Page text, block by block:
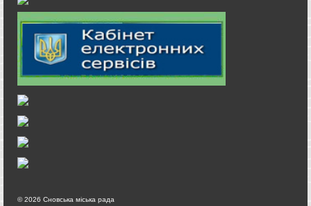
© 2026 Сновська міська рада